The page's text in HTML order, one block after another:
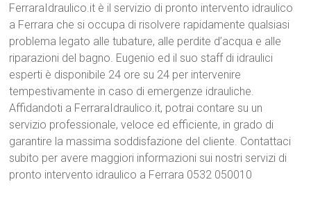
FerraraIdraulico.it è il servizio di pronto intervento idraulico
a Ferrara che si occupa di risolvere rapidamente qualsiasi
problema legato alle tubature, alle perdite d’acqua e alle
riparazioni del bagno. Eugenio ed il suo staff di idraulici
esperti è disponibile 24 ore su 24 per intervenire
tempestivamente in caso di emergenze idrauliche.
Affidandoti a FerraraIdraulico.it, potrai contare su un
servizio professionale, veloce ed efficiente, in grado di
garantire la massima soddisfazione del cliente. Contattaci
subito per avere maggiori informazioni sui nostri servizi di
pronto intervento idraulico a Ferrara 0532 050010